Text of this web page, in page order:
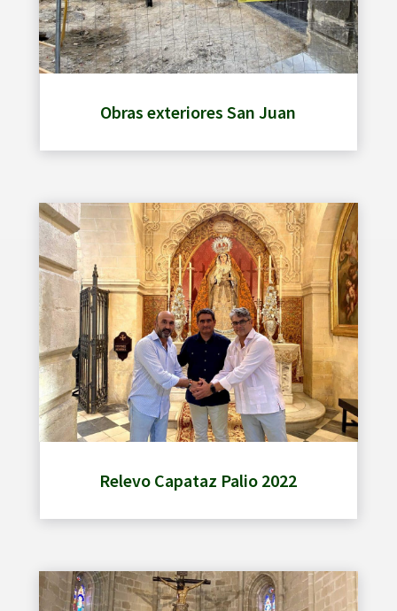
Obras exteriores San Juan
Relevo Capataz Palio 2022